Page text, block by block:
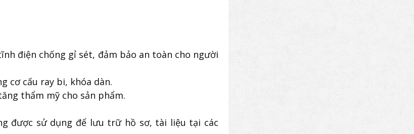
điện chống gỉ sét, đảm bảo an toàn cho người
cơ cấu ray bi, khóa dàn.
thẩm mỹ cho sản phẩm.
được sử dụng để lưu trữ hồ sơ, tài liệu tại các